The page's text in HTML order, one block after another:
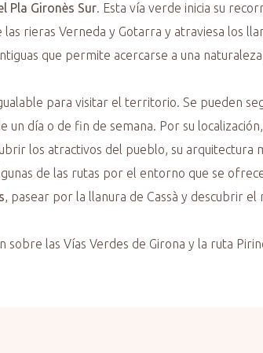
Pla Gironès Sur. Esta vía verde inicia su
rieras Verneda y Gotarra y atraviesa los
que permite acercarse a una
para visitar el territorio. Se pueden
un día o de fin de semana. Por su
los atractivos del pueblo, su arquitectura
de las rutas por el entorno que se
, pasear por la llanura de Cassà y descubrir
sobre las Vías Verdes de Girona y la ruta